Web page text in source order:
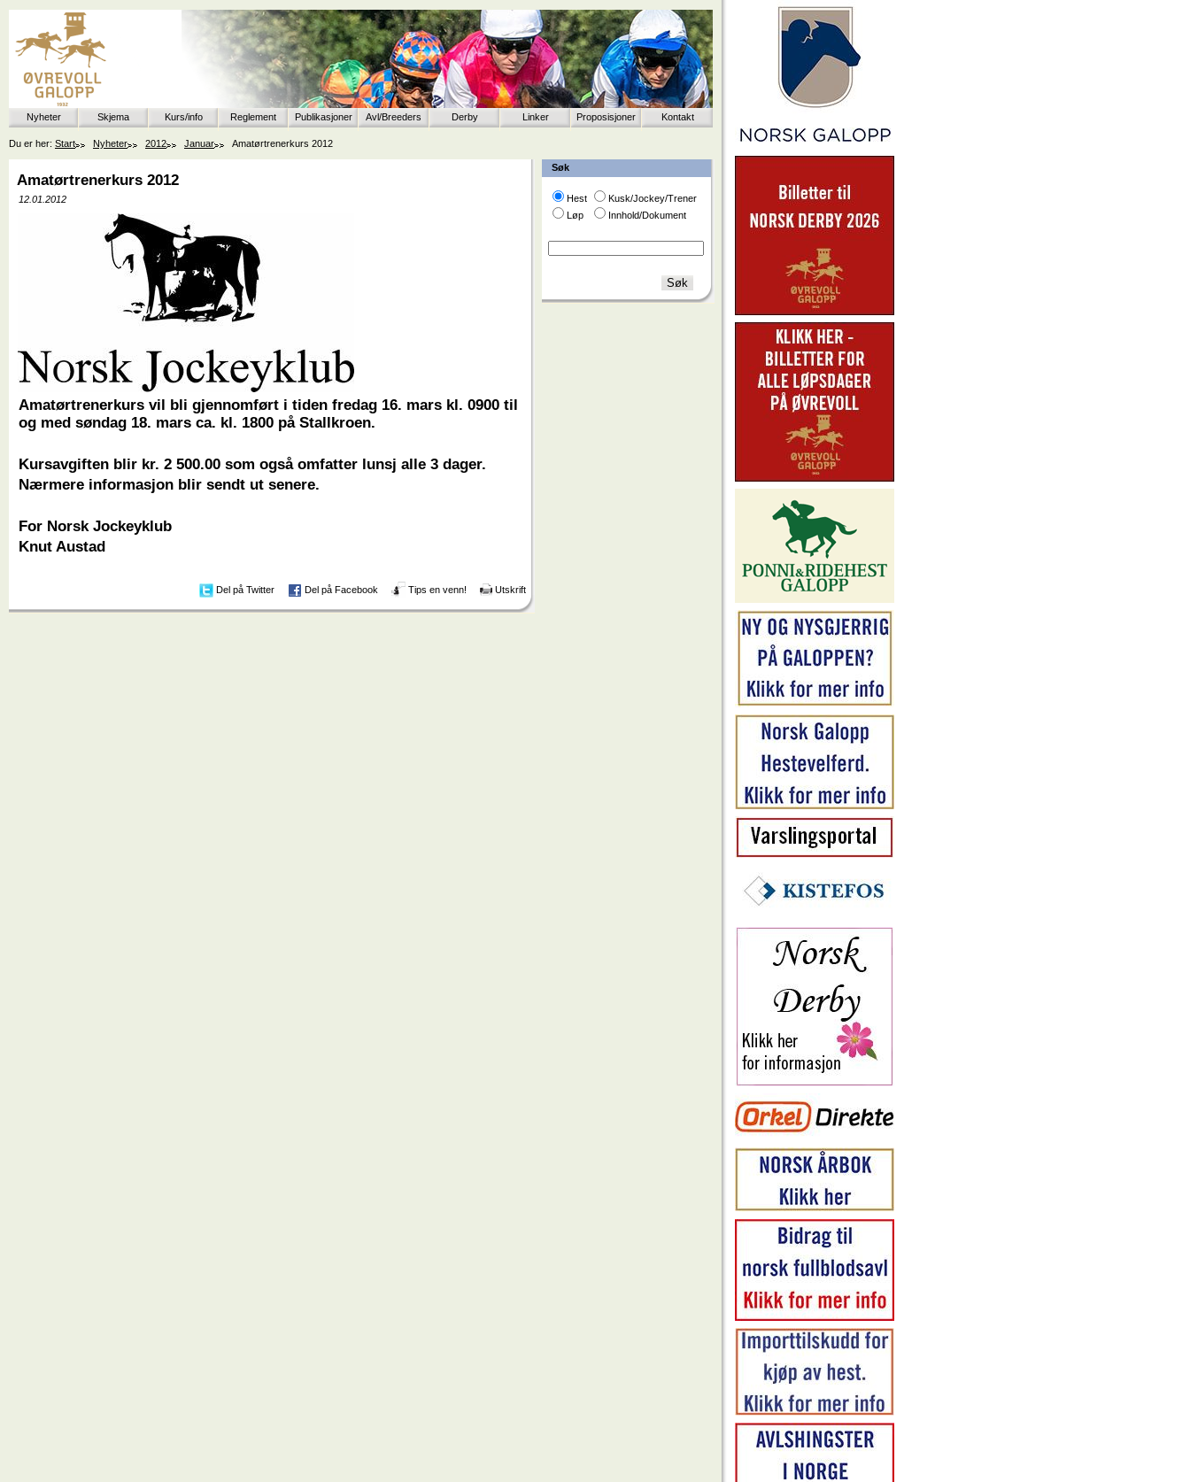
Nyheter Skjema Kurs/info Reglement Publikasjoner Avl/Breeders Derby Linker Proposisjoner Kontakt
Du er her: Start Nyheter 2012 Januar Amatørtrenerkurs 2012
Søk
Hest
Kusk/Jockey/Trener
Løp
Innhold/Dokument
Amatørtrenerkurs 2012
12.01.2012
Amatørtrenerkurs vil bli gjennomført i tiden fredag 16. mars kl. 0900 til
og med søndag 18. mars ca. kl. 1800 på Stallkroen.
Kursavgiften blir kr. 2 500.00 som også omfatter lunsj alle 3 dager.
Nærmere informasjon blir sendt ut senere.
For Norsk Jockeyklub
Knut Austad
Del på Twitter Del på Facebook Tips en venn! Utskrift